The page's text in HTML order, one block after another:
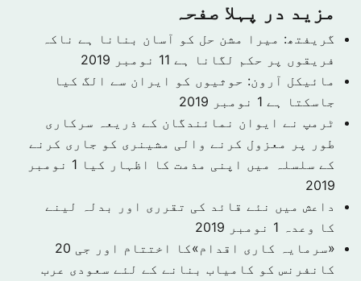
مزید در پہلا صفحہ
گریفتھ: میرا مشن حل کو آسان بنانا ہے ناکہ
فریقوں پر حکم لگانا ہے 11 نومبر 2019
مائیکل آرون: حوثیوں کو ایران سے الگ کیا
جاسکتا ہے 1 نومبر 2019
ٹرمپ نے ایوان نمائندگان کے ذریعہ سرکاری
طور پر معزول کرنے والی مشینری کو جاری کرنے
کے سلسلہ میں اپنی مذمت کا اظہار کیا
1 نومبر
2019
داعش میں نئے قائد کی تقرری اور بدلہ لینے
کا وعدہ 1 نومبر 2019
«سرمایہ کاری اقدام»کا اختتام اور جی 20
کانفرنس کو کامیاب بنانے کے لئے سعودی عرب